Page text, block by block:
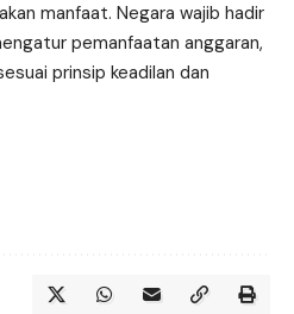
manfaat. Negara wajib hadir
pemanfaatan anggaran,
prinsip keadilan dan